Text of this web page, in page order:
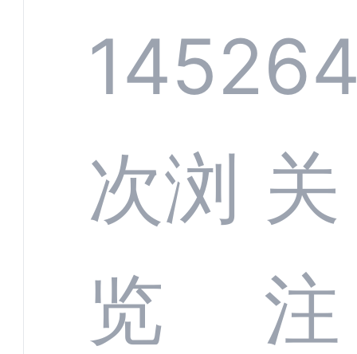
增长与
数字化
服系统
全渠道
数据对
1452
次浏
览
关
注